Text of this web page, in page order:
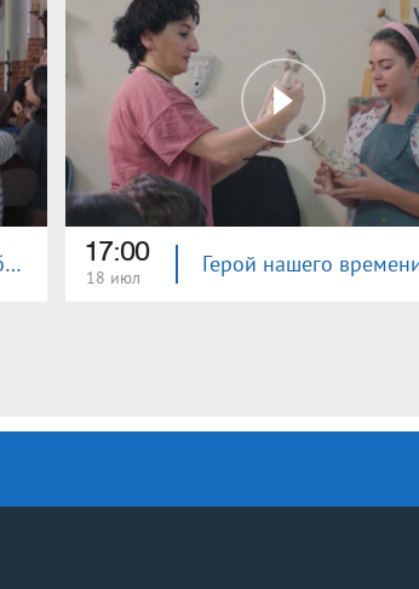
Герой нашего времени. Обобщение 17:00
18 июл